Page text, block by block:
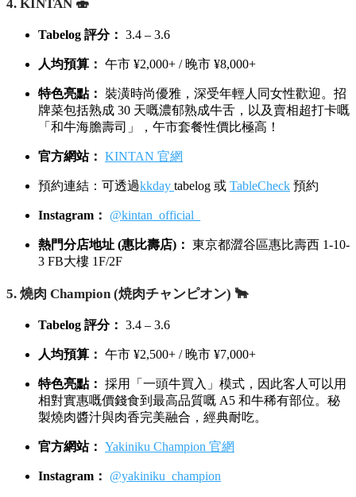
4. KINTAN 🍣
Tabelog 評分： 3.4 – 3.6
人均預算： 午市 ¥2,000+ / 晚市 ¥8,000+
特色亮點：
裝潢時尚優雅，深受年輕人同女性歡迎。招
牌菜包括熟成 30 天嘅濃郁熟成牛舌，以及賣相超打卡嘅
「和牛海膽壽司」，午市套餐性價比極高！
官方網站： KINTAN 官網
預約連結：可透過kkday tabelog 或 TableCheck 預約
Instagram： @kintan_official_
熱門分店地址 (惠比壽店)： 東京都澀谷區惠比壽西 1-10-
3 FB大樓 1F/2F
5. 燒肉 Champion (焼肉チャンピオン) 🐂
Tabelog 評分： 3.4 – 3.6
人均預算： 午市 ¥2,500+ / 晚市 ¥7,000+
特色亮點： 採用「一頭牛買入」模式，因此客人可以用
相對實惠嘅價錢食到最高品質嘅 A5 和牛稀有部位。秘
製燒肉醬汁與肉香完美融合，經典耐吃。
官方網站： Yakiniku Champion 官網
Instagram： @yakiniku_champion